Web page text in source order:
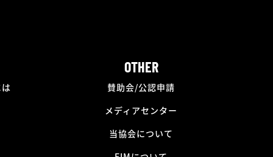
OTHER
賛助会/公認申請
メディアセンター
当協会について